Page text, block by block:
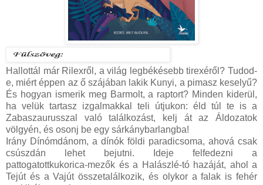
Hallottál már Rilexről, a világ legbékésebb tirexéről? Tudod-
e, miért éppen az ő szájában lakik Kunyi, a pimasz keselyű?
És hogyan ismerik meg Barmolt, a raptort? Minden kiderül,
ha velük tartasz izgalmakkal teli útjukon: éld túl te is a
Zabaszaurusszal való találkozást, kelj át az Áldozatok
völgyén, és osonj be egy sárkánybarlangba!
Irány Dínómdánom, a dínók földi paradicsoma, ahová csak
csúszdán lehet bejutni. Ideje felfedezni a
pattogatottkukorica-mezők és a Halászlé-tó hazáját, ahol a
Tejút és a Vajút összetalálkozik, és olykor a falak is fehér